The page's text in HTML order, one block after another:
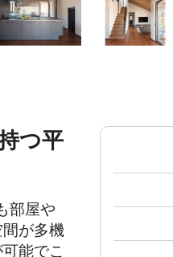
つ平
部屋や
が多機
能でこ